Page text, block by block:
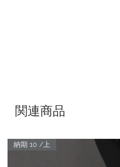
関連商品
納期 10 /上